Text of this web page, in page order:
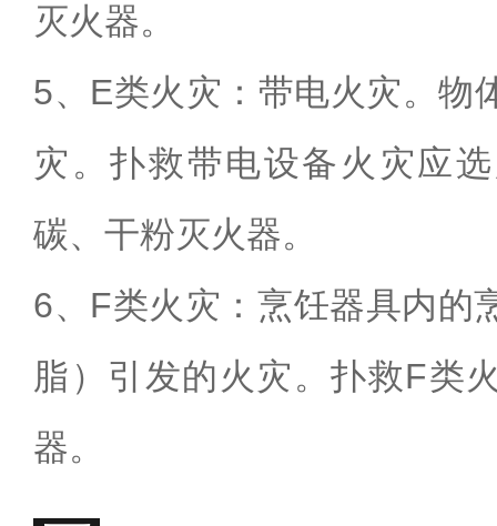
灭火器。
5、 E类火灾：带电火灾。物
灾。扑救带电设备火灾应
碳、干粉灭火器。
6、 F类火灾：烹饪器具内的
脂）引发的火灾。扑救F类
器。